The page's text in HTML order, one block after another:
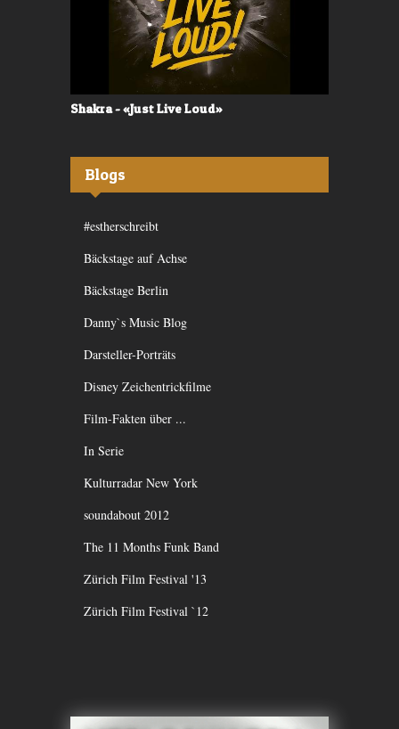
Shakra - «Just Live Loud»
Blogs
#estherschreibt
Bäckstage auf Achse
Bäckstage Berlin
Danny`s Music Blog
Darsteller-Porträts
Disney Zeichentrickfilme
Film-Fakten über ...
In Serie
Kulturradar New York
soundabout 2012
The 11 Months Funk Band
Zürich Film Festival '13
Zürich Film Festival `12